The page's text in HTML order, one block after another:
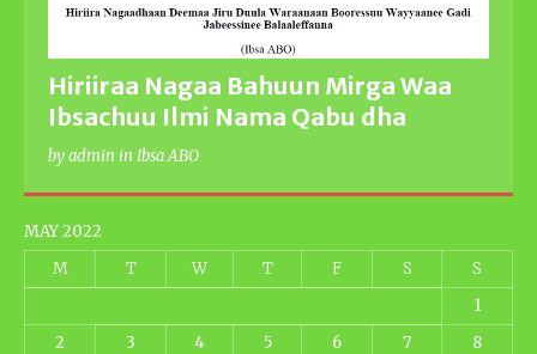
Hiriiraa Nagaa Bahuun Mirga Waa
Ibsachuu Ilmi Nama Qabu dha
by admin in Ibsa ABO
MAY 2022
M
T W T F S
S
1
2
3 4 5 6 7
8